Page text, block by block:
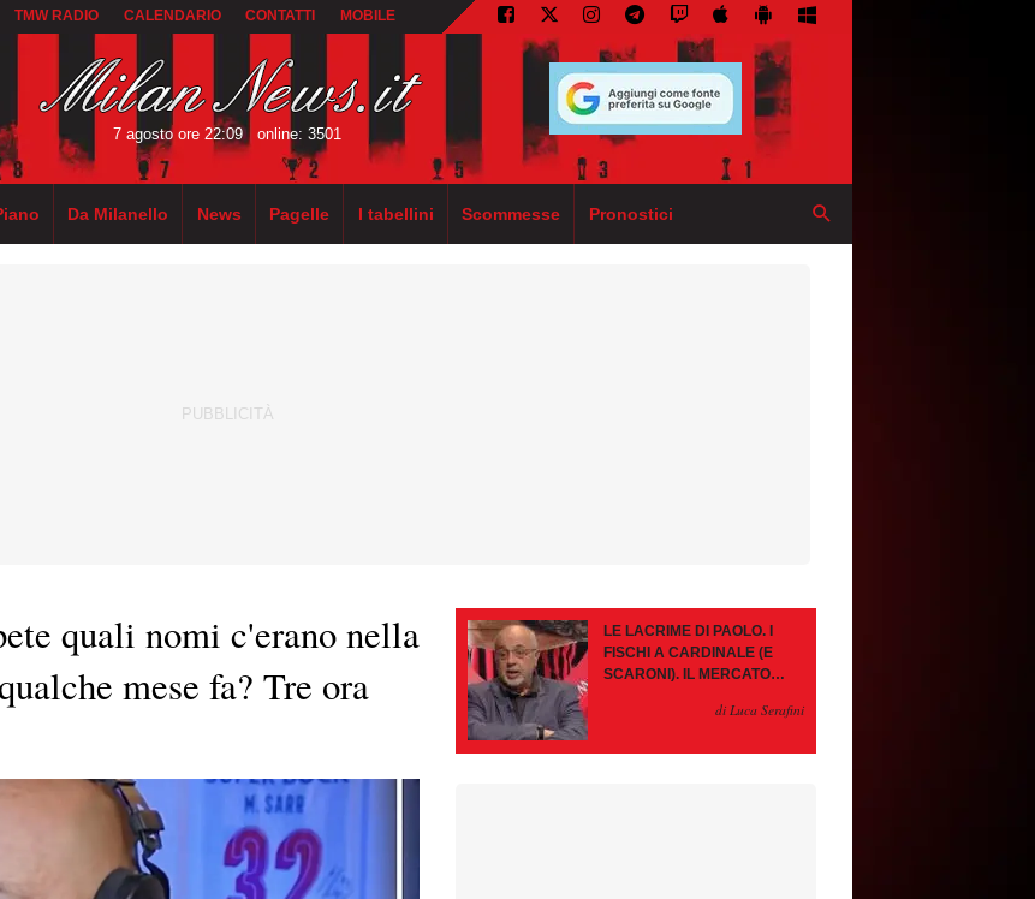
TMW RADIO CALENDARIO CONTATTI MOBILE
7 agosto ore 22:09 online: 3501
Da Milanello News Pagelle I tabellini Scommesse Pronostici
quali nomi c'erano nella
mese fa? Tre ora
LE LACRIME DI PAOLO. I
FISCHI A CARDINALE (E
SCARONI). IL MERCATO
PAZIENZA, SE RESTA È
di Luca Serafini